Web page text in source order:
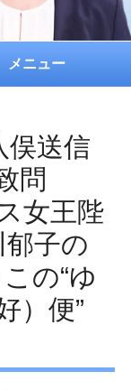
メニュー
送信
問
女王陛
子の
の“ゆ
）便”